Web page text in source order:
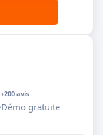
+200 avis
Démo gratuite